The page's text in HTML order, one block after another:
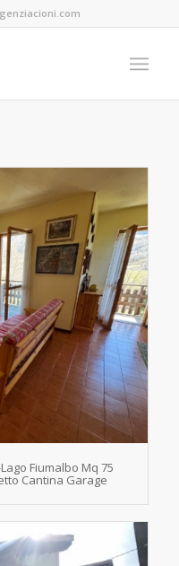
Fiumalbo Mq 75
Cantina Garage